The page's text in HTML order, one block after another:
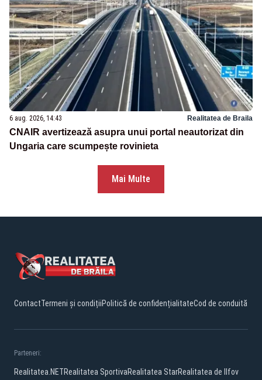
6 aug. 2026, 14:43 Realitatea de Braila
CNAIR avertizează asupra unui portal neautorizat din
Ungaria care scumpește rovinieta
Mai Multe
ContactTermeni și condițiiPolitică de confidențialitateCod de conduită
Parteneri:
Realitatea.NETRealitatea SportivaRealitatea StarRealitatea de Ilfov